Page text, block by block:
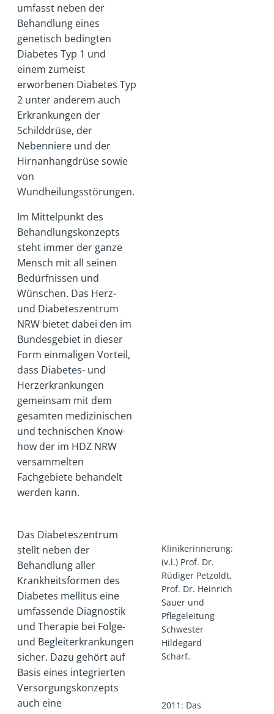
umfasst neben der
Behandlung eines
genetisch bedingten
Diabetes Typ 1 und
einem zumeist
erworbenen Diabetes Typ
2 unter anderem auch
Erkrankungen der
Schilddrüse, der
Nebenniere und der
Hirnanhangdrüse sowie
von
Wundheilungsstörungen.
Im Mittelpunkt des
Behandlungskonzepts
steht immer der ganze
Mensch mit all seinen
Bedürfnissen und
Wünschen. Das Herz-
und Diabeteszentrum
NRW bietet dabei den im
Bundesgebiet in dieser
Form einmaligen Vorteil,
dass Diabetes- und
Herzerkrankungen
gemeinsam mit dem
gesamten medizinischen
und technischen Know-
how der im HDZ NRW
versammelten
Fachgebiete behandelt
werden kann.
Das Diabeteszentrum
stellt neben der
Behandlung aller
Krankheitsformen des
Diabetes mellitus eine
umfassende Diagnostik
und Therapie bei Folge-
und Begleiterkrankungen
sicher. Dazu gehört auf
Basis eines integrierten
Versorgungskonzepts
auch eine
Klinikerinnerung:
(v.l.) Prof. Dr.
Rüdiger Petzoldt,
Prof. Dr. Heinrich
Sauer und
Pflegeleitung
Schwester
Hildegard
Scharf.
2011: Das